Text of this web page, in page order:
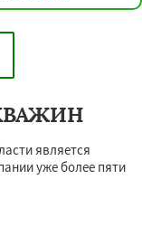
является
уже более пяти